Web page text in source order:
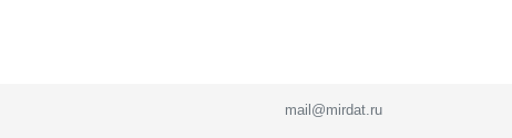
mail@mirdat.ru